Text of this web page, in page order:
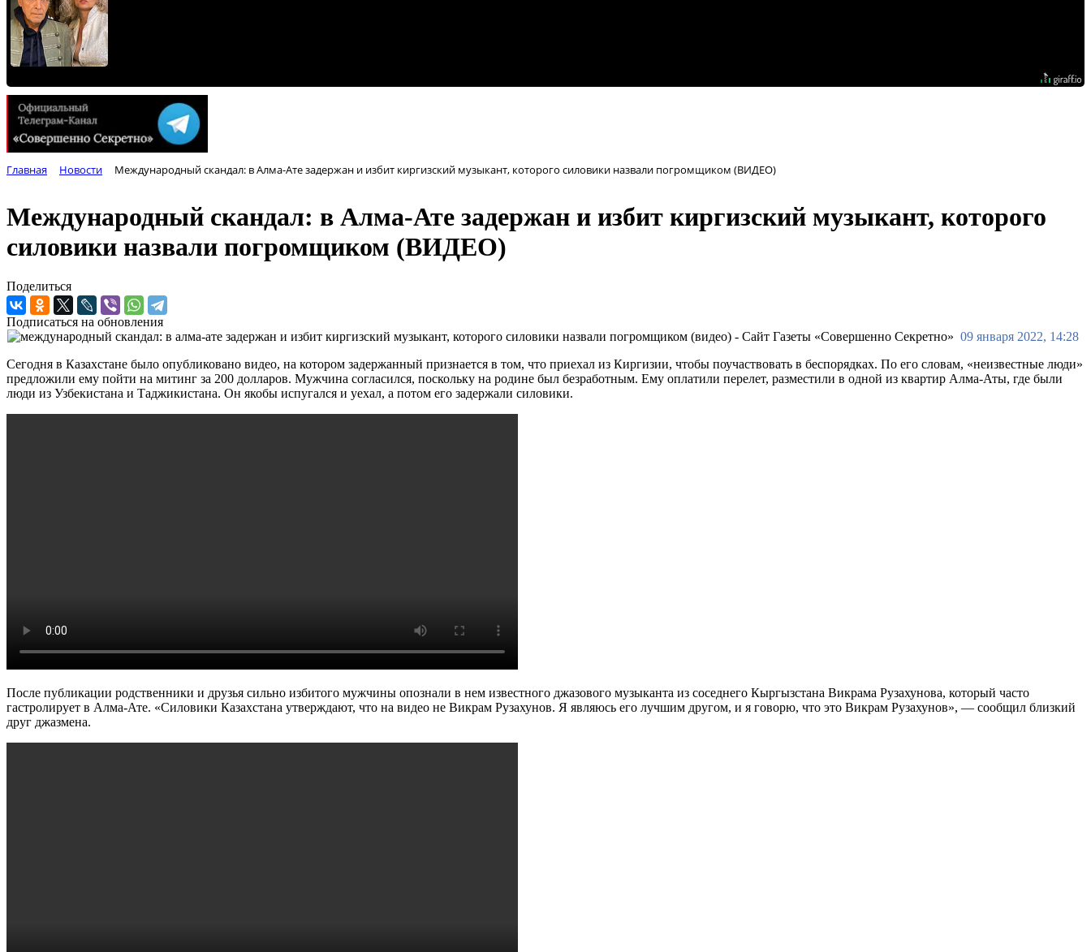
Главная Новости Международный скандал: в Алма-Ате задержан и избит киргизский музыкант, которого силовики назвали погромщиком (ВИДЕО)
Международный скандал: в Алма-Ате задержан и избит киргизский музыкант, которого
силовики назвали погромщиком (ВИДЕО)
Поделиться
Подписаться на обновления
09 января 2022, 14:28
Сегодня в Казахстане было опубликовано видео, на котором задержанный признается в том, что приехал из Киргизии, чтобы поучаствовать в беспорядках. По его словам, «неизвестные люди»
предложили ему пойти на митинг за 200 долларов. Мужчина согласился, поскольку на родине был безработным. Ему оплатили перелет, разместили в одной из квартир Алма-Аты, где были
люди из Узбекистана и Таджикистана. Он якобы испугался и уехал, а потом его задержали силовики.
После публикации родственники и друзья сильно избитого мужчины опознали в нем известного джазового музыканта из соседнего Кыргызстана Викрама Рузахунова, который часто
гастролирует в Алма-Ате. «Силовики Казахстана утверждают, что на видео не Викрам Рузахунов. Я являюсь его лучшим другом, и я говорю, что это Викрам Рузахунов», — сообщил близкий
друг джазмена.